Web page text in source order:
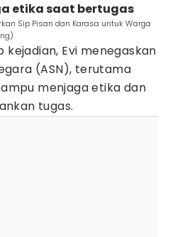
etika saat bertugas
Sip Pisan dan Karasa untuk Warga
Evi menegaskan
(ASN), terutama
menjaga etika dan
tugas.